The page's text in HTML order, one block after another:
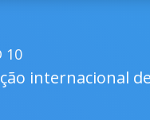
10
internacional